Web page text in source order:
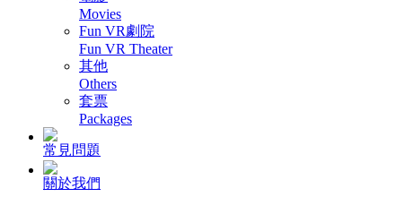
Movies
Fun VR劇院
Fun VR Theater
其他
Others
套票
Packages
常見問題
關於我們